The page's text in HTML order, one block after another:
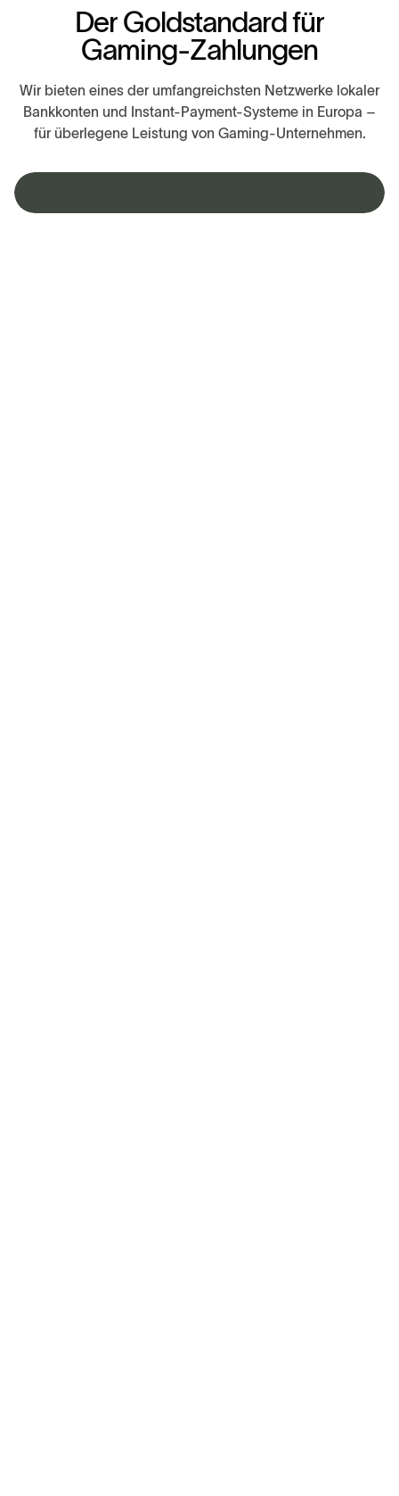
Der Goldstandardfür
Gaming-Zahlungen
Wir bieten eines der umfangreichsten Netzwerke lokaler
Bankkonten und Instant-Payment-Systeme in Europa –
für überlegene Leistung von Gaming-Unternehmen.